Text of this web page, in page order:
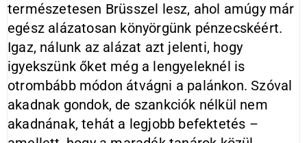
természetesen Brüsszel lesz, ahol amúgy már
egész alázatosan könyörgünk pénzecskéért.
Igaz, nálunk az alázat azt jelenti, hogy
igyekszünk őket még a lengyeleknél is
otrombább módon átvágni a palánkon. Szóval
akadnak gondok, de szankciók nélkül nem
akadnának, tehát a legjobb befektetés –